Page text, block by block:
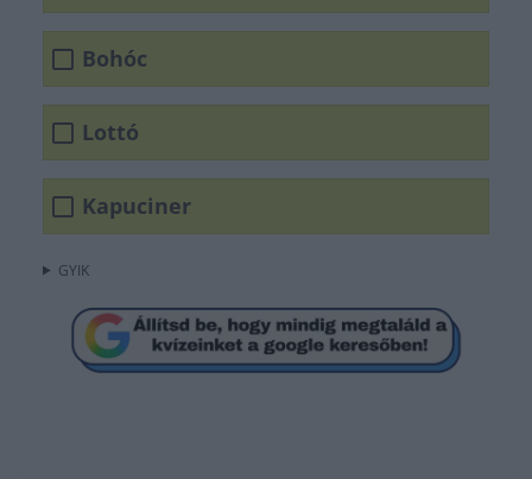
Bohóc
Lottó
Kapuciner
GYIK